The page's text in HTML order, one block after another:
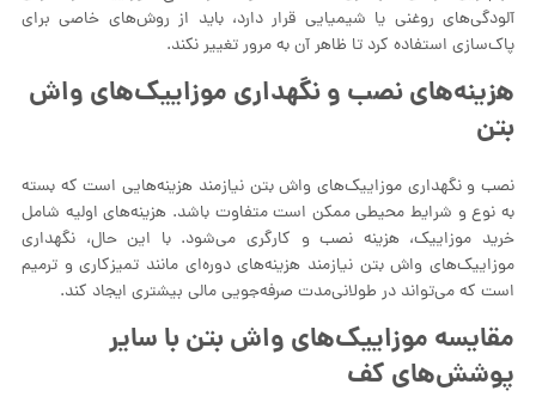
آلودگی‌های روغنی یا شیمیایی قرار دارد، باید از روش‌های خاصی برای
پاک‌سازی استفاده کرد تا ظاهر آن به مرور تغییر نکند.
هزینه‌های نصب و نگهداری موزاییک‌های واش
بتن
نصب و نگهداری موزاییک‌های واش بتن نیازمند هزینه‌هایی است که بسته
به نوع و شرایط محیطی ممکن است متفاوت باشد. هزینه‌های اولیه شامل
خرید موزاییک، هزینه نصب و کارگری می‌شود. با این حال، نگهداری
موزاییک‌های واش بتن نیازمند هزینه‌های دوره‌ای مانند تمیزکاری و ترمیم
است که می‌تواند در طولانی‌مدت صرفه‌جویی مالی بیشتری ایجاد کند.
مقایسه موزاییک‌های واش بتن با سایر
پوشش‌های کف